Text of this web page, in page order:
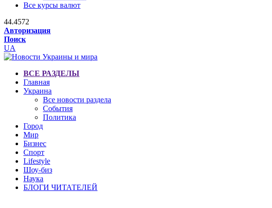
Все курсы валют
44.4572
Авторизация
Поиск
UA
ВСЕ РАЗДЕЛЫ
Главная
Украина
Все новости раздела
События
Политика
Город
Мир
Бизнес
Спорт
Lifestyle
Шоу-биз
Наука
БЛОГИ ЧИТАТЕЛЕЙ